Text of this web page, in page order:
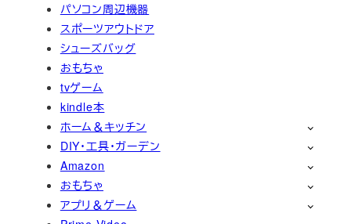
パソコン周辺機器
スポーツアウトドア
シューズバッグ
おもちゃ
tvゲーム
kindle本
ホーム＆キッチン
DIY・工具・ガーデン
Amazon
おもちゃ
アプリ＆ゲーム